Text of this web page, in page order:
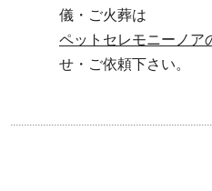
儀・ご火葬は
ペットセレモニーノア
せ・ご依頼下さい。